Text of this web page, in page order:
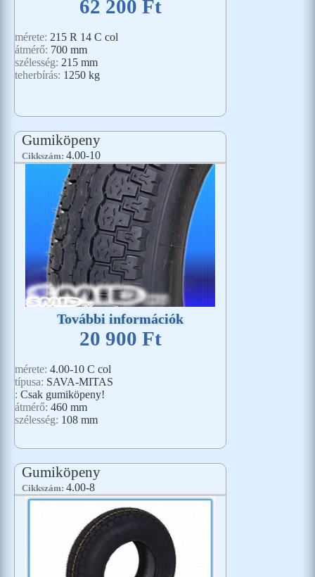
62 200 Ft
mérete: 215 R 14 C col
átmérő: 700 mm
szélesség: 215 mm
teherbírás: 1250 kg
Gumiköpeny
Cikkszám: 4.00-10
További információk
20 900 Ft
mérete: 4.00-10 C col
típusa: SAVA-MITAS
: Csak gumiköpeny!
átmérő: 460 mm
szélesség: 108 mm
Gumiköpeny
Cikkszám: 4.00-8